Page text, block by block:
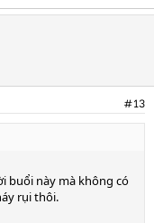
#13
buổi này mà không có
rụi thôi.